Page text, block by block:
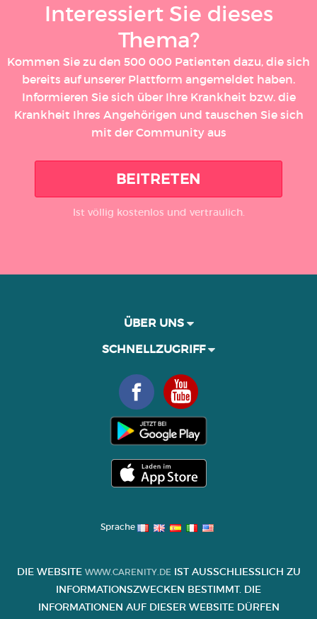
Interessiert Sie dieses
Thema?
Kommen Sie zu den 500 000 Patienten dazu, die sich
bereits auf unserer Plattform angemeldet haben.
Informieren Sie sich über Ihre Krankheit bzw. die
Krankheit Ihres Angehörigen und tauschen Sie sich
mit der Community aus
BEITRETEN
Ist völlig kostenlos und vertraulich.
ÜBER UNS
SCHNELLZUGRIFF
Sprache
DIE WEBSITE WWW.CARENITY.DEIST AUSSCHLIESSLICH ZU I
NFORMATIONSZWECKEN BESTIMMT. DIE I
NFORMATIONEN AUF DIESER WEBSITE DÜRFEN K